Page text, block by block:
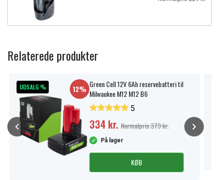
Relaterede produkter
UDSALG % 12% Green Cell 12V 6Ah reservebatteri til
Milwaukee M12 M12 B6
5
334 kr. Normalpris 379 kr.
På lager
KØB